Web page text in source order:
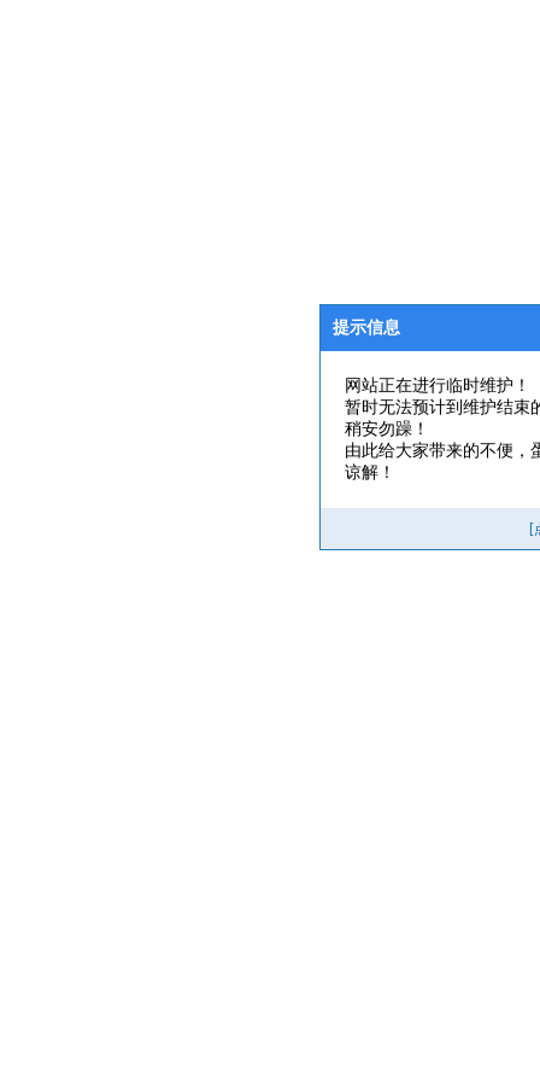
提示信息
网站正在进行临时维护！
暂时无法预计到维护结束
稍安勿躁！
由此给大家带来的不便，
谅解！
[